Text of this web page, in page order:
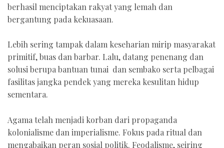
berhasil menciptakan rakyat yang lemah dan
bergantung pada kekuasaan.
Lebih sering tampak dalam keseharian mirip masyarakat
primitif, buas dan barbar. Lalu, datang penenang dan
solusi berupa bantuan tunai dan sembako serta pelbagai
fasilitas jangka pendek yang mereka kesulitan hidup
sementara.
Agama telah menjadi korban dari propaganda
kolonialisme dan imperialisme. Fokus pada ritual dan
mengabaikan peran sosial politik. Feodalisme, seiring